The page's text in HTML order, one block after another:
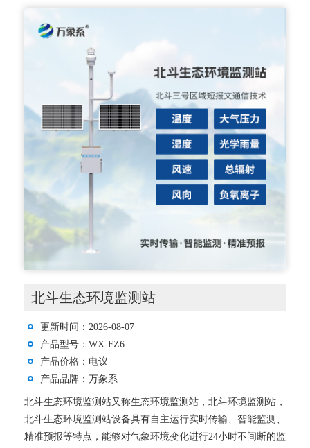
北斗生态环境监测站
更新时间：2026-08-07
产品型号：WX-FZ6
产品价格：电议
产品品牌：万象系
北斗生态环境监测站又称生态环境监测站，北斗环境监测站，
北斗生态环境监测站设备具有自主运行实时传输、智能监测、
精准预报等特点，能够对气象环境变化进行24小时不间断的监